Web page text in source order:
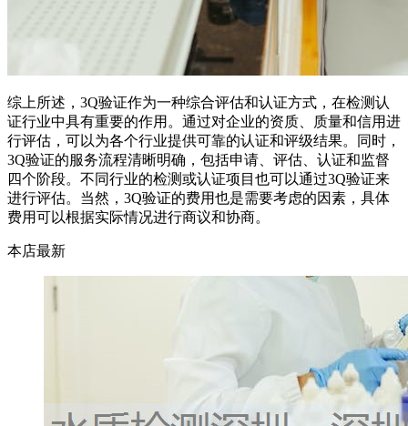
综上所述，3Q验证作为一种综合评估和认证方式，在检测认
证行业中具有重要的作用。通过对企业的资质、质量和信用进
行评估，可以为各个行业提供可靠的认证和评级结果。同时，
3Q验证的服务流程清晰明确，包括申请、评估、认证和监督
四个阶段。不同行业的检测或认证项目也可以通过3Q验证来
进行评估。当然，3Q验证的费用也是需要考虑的因素，具体
费用可以根据实际情况进行商议和协商。
本店最新